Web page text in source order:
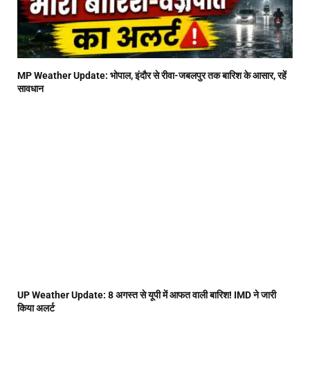
MP Weather Update: भोपाल, इंदौर से रीवा-जबलपुर तक बारिश के आसार, रहें
सावधान
UP Weather Update: 8 अगस्त से यूपी में आफत वाली बारिश! IMD ने जारी
किया अलर्ट